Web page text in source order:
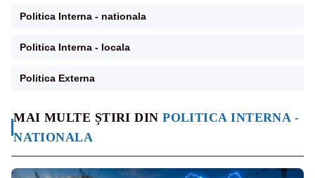
MAI MULTE ȘTIRI DINPOLITICA INTERNA -
NATIONALA
Politica Interna - nationala
Politica Interna - locala
Politica Externa